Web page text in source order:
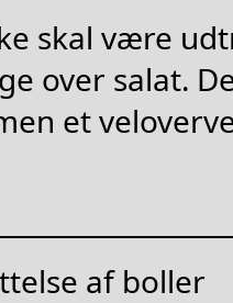
skal være
over salat.
et
af boller